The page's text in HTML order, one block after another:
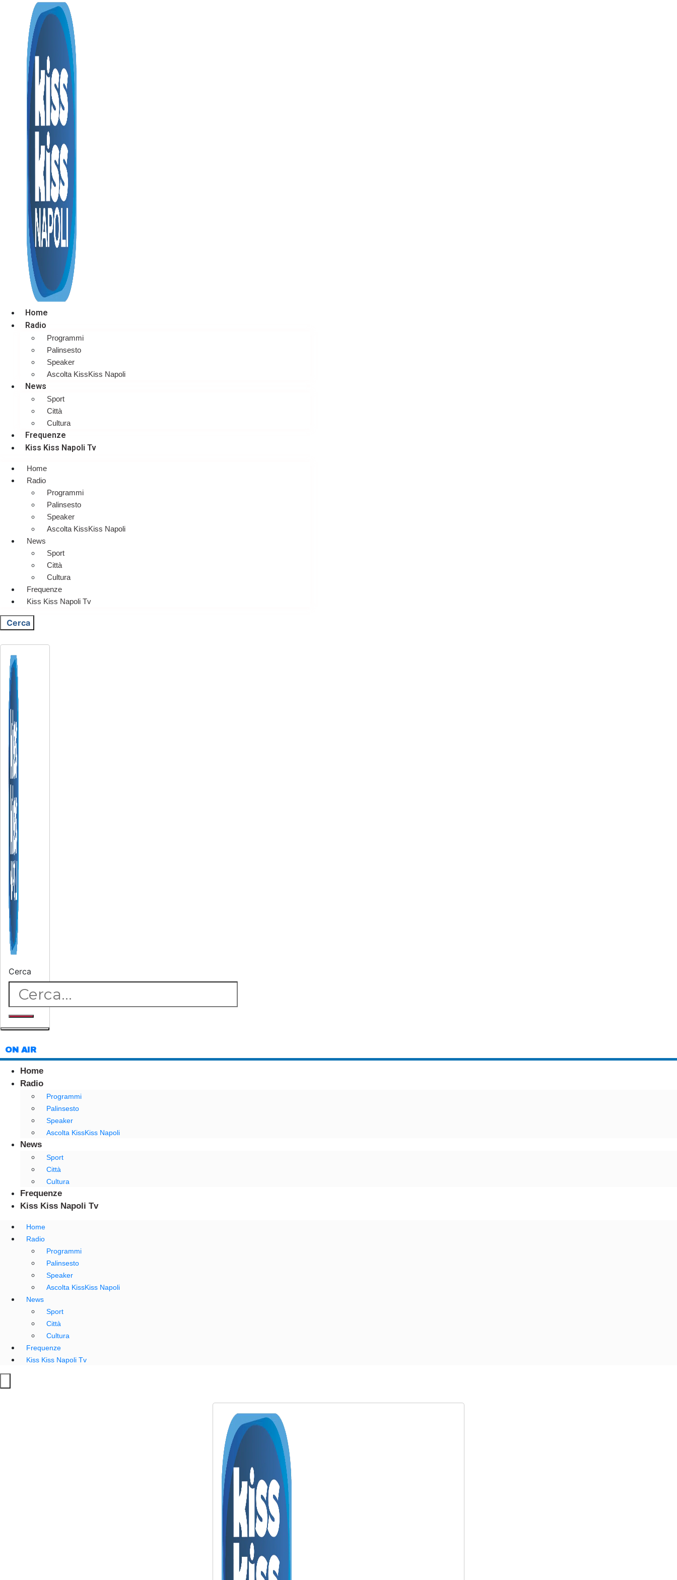
Home
Radio
Programmi
Palinsesto
Speaker
Ascolta KissKiss Napoli
News
Sport
Città
Cultura
Frequenze
Kiss Kiss Napoli Tv
Home
Radio
Programmi
Palinsesto
Speaker
Ascolta KissKiss Napoli
News
Sport
Città
Cultura
Frequenze
Kiss Kiss Napoli Tv
Cerca
Cerca
ON AIR
Home
Radio
Programmi
Palinsesto
Speaker
Ascolta KissKiss Napoli
News
Sport
Città
Cultura
Frequenze
Kiss Kiss Napoli Tv
Home
Radio
Programmi
Palinsesto
Speaker
Ascolta KissKiss Napoli
News
Sport
Città
Cultura
Frequenze
Kiss Kiss Napoli Tv